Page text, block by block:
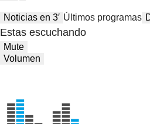
Noticias en 3′ Últimos programas
Estas escuchando
Mute
Volumen